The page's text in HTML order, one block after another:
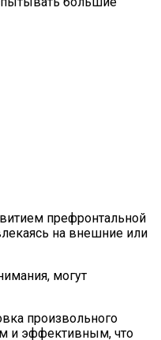
префронтальной
на внешние или
могут
произвольного
и эффективным, что